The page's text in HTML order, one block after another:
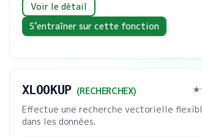
Voir le détail
S’entraîner sur cette fonction
XLOOKUP (RECHERCHEX)
Effectue une recherche vectorielle
dans les données.